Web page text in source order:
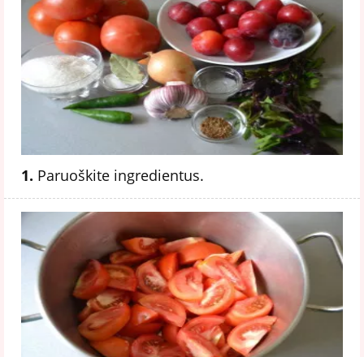
1. Paruoškite ingredientus.